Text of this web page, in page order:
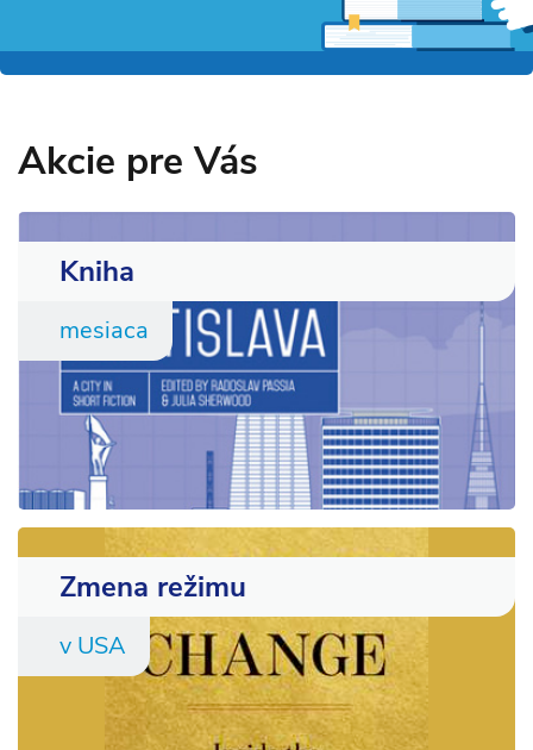
Akcie pre Vás
Kniha
mesiaca
Zmena režimu
v USA